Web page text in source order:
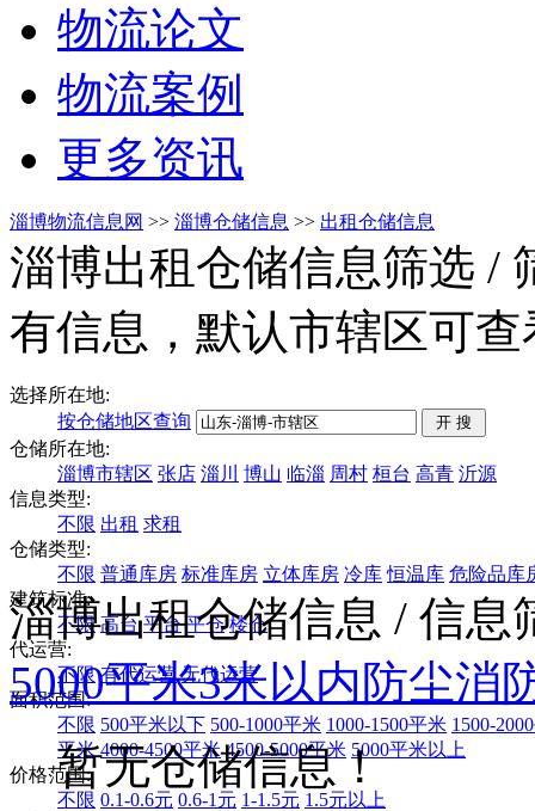
物流论文
物流案例
更多资讯
淄博物流信息网 >> 淄博仓储信息 >> 出租仓储信息
淄博出租仓储信息筛选 /
有信息，默认市辖区可
选择所在地:
按仓储地区查询
仓储所在地:
淄博市辖区 张店 淄川 博山 临淄 周村 桓台 高青 沂源
信息类型:
不限 出租 求租
仓储类型:
不限 普通库房 标准库房 立体库房 冷库 恒温库 危险品库
建筑标准:
不限 高台 平台 平仓 楼仓
代运营:
不限 有代运营 无代运营
面积范围:
不限 500平米以下 500-1000平米 1000-1500平米 1500-
平米 4000-4500平米 4500-5000平米 5000平米以上
价格范围:
不限 0.1-0.6元 0.6-1元 1-1.5元 1.5元以上
淄博出租仓储信息 / 信息
5000平米3米以内 防尘消
暂无仓储信息！